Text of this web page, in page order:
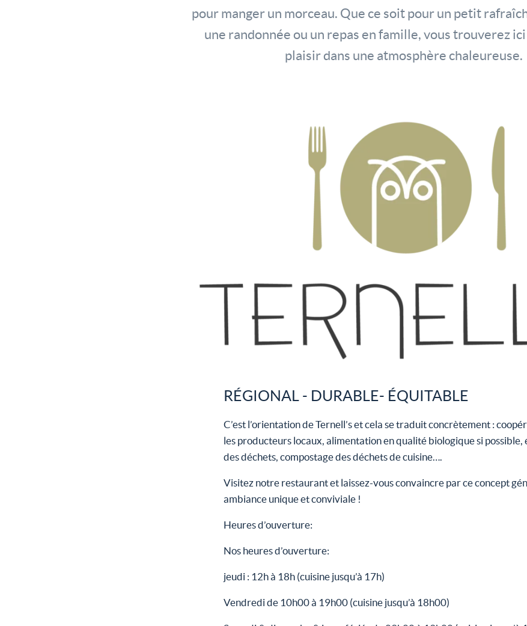
pour manger un morceau. Que ce soit pour un petit
une randonnée ou un repas en famille, vous trouverez
plaisir dans une atmosphère chaleureuse.
RÉGIONAL - DURABLE- ÉQUITABLE
C’est l’orientation de Ternell’s et cela se traduit concrètement :
les producteurs locaux, alimentation en qualité biologique si
des déchets, compostage des déchets de cuisine….
Visitez notre restaurant et laissez-vous convaincre par ce concept
ambiance unique et conviviale !
Heures d’ouverture:
Nos heures d’ouverture:
jeudi : 12h à 18h (cuisine jusqu’à 17h)
Vendredi de 10h00 à 19h00 (cuisine jusqu’à 18h00)